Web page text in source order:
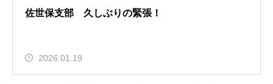
佐世保支部 久しぶりの緊張！
2026.01.19